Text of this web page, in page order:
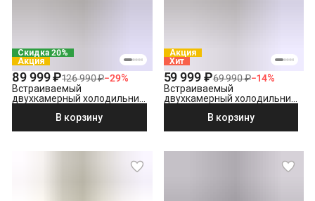
Скидка 20%
Акция
89 999 ₽126 990 ₽−29%
Встраиваемый
двухкамерный холодильник
В корзину
Акция
Хит
59 999 ₽69 990 ₽−14%
Встраиваемый
двухкамерный холодильник
В корзину